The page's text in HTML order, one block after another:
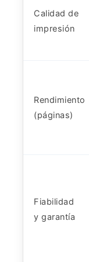
Calidad de
impresión
Rendimiento
(páginas)
Fiabilidad
y garantía